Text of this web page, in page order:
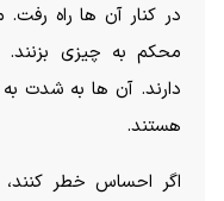
در کنار آن ها راه
محکم به چیزی
دارند. آن ها به شدت
هستند.
اگر احساس خطر